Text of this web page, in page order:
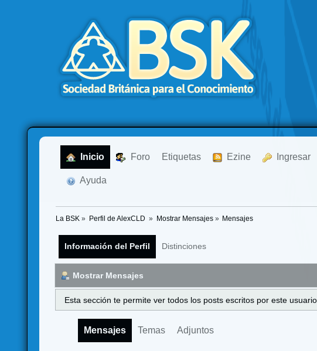
Inicio Foro Etiquetas Ezine Ingresar
Ayuda
La BSK » Perfil de AlexCLD » Mostrar Mensajes» Mensajes
Información del Perfil Distinciones
Mostrar Mensajes
Esta sección te permite ver todos los posts escritos por este
Mensajes Temas Adjuntos